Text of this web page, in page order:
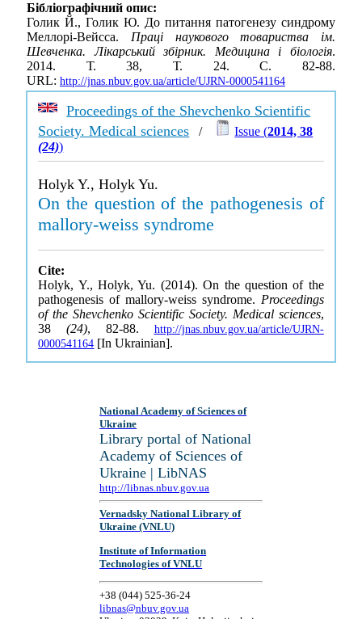
Бібліографічний опис:
Голик Й., Голик Ю. До питання патогенезу синдрому
Меллорі-Вейсса. Праці наукового товариства ім.
Шевченка. Лікарський збірник. Медицина і біологія.
2014. Т. 38, Т. 24. С. 82-88.
URL: http://jnas.nbuv.gov.ua/article/UJRN-0000541164
Proceedings of the Shevchenko Scientific
Society. Medical sciences / Issue (2014, 38
(24))
Holyk Y., Holyk Yu.
On the question of the pathogenesis of
mallory-weiss syndrome
Cite:
Holyk, Y., Holyk, Yu. (2014). On the question of the
pathogenesis of mallory-weiss syndrome. Proceedings
of the Shevchenko Scientific Society. Medical sciences,
38(24), 82-88. http://jnas.nbuv.gov.ua/article/UJRN-
0000541164 [In Ukrainian].
National Academy of Sciences of
Ukraine
Library portal of National
Academy of Sciences of
Ukraine | LibNAS
http://libnas.nbuv.gov.ua
Vernadsky National Library of
Ukraine (VNLU)
Institute of Information
Technologies of VNLU
+38 (044) 525-36-24
libnas@nbuv.gov.ua